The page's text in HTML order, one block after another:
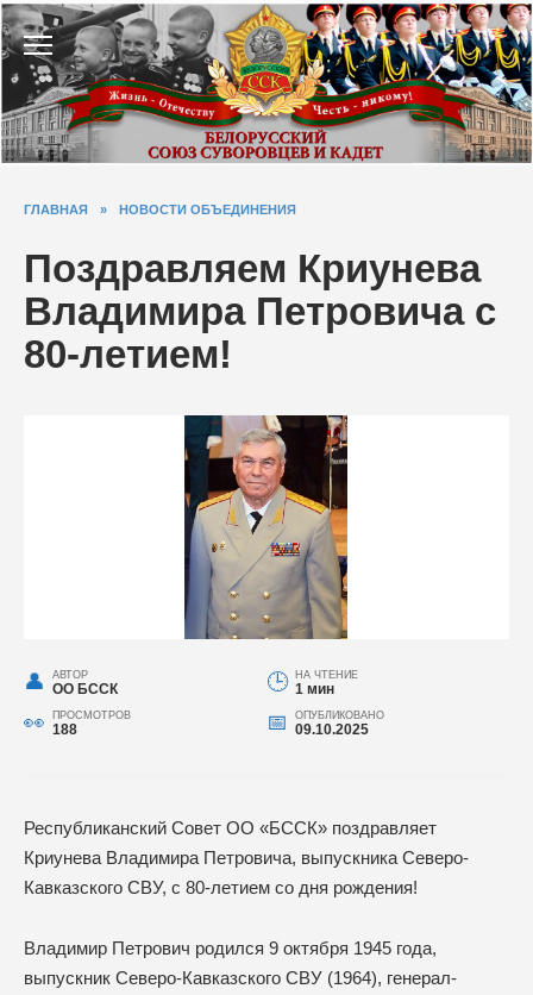
Перейти
к
содержанию
ГЛАВНАЯ » НОВОСТИ ОБЪЕДИНЕНИЯ
Поздравляем Криунева
Владимира Петровича с
80-летием!
АВТОР
ОО БССК
НА ЧТЕНИЕ
1 мин
ПРОСМОТРОВ
188
ОПУБЛИКОВАНО
09.10.2025
Республиканский Совет ОО «БССК» поздравляет
Криунева Владимира Петровича, выпускника Северо-
Кавказского СВУ, с 80-летием со дня рождения!
Владимир Петрович родился 9 октября 1945 года,
выпускник Северо-Кавказского СВУ (1964), генерал-